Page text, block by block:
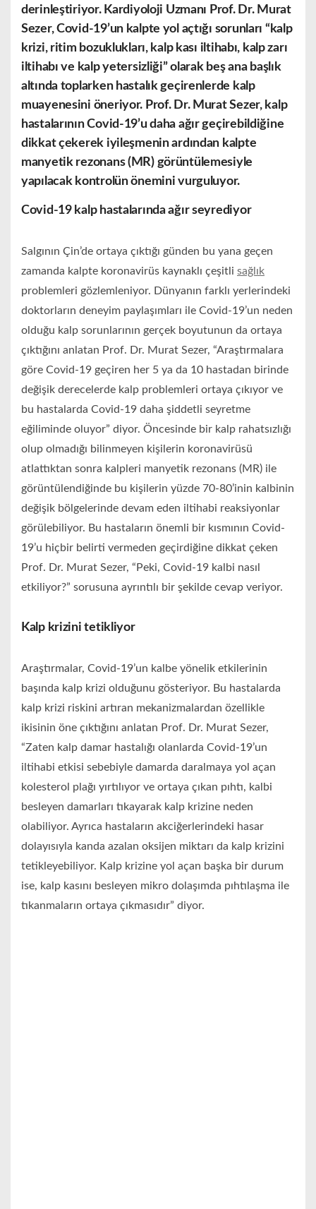
derinleştiriyor. Kardiyoloji Uzmanı Prof. Dr. Murat
Sezer, Covid-19’un kalpte yol açtığı sorunları “kalp
krizi, ritim bozuklukları, kalp kası iltihabı, kalp zarı
iltihabı ve kalp yetersizliği” olarak beş ana başlık
altında toplarken hastalık geçirenlerde kalp
muayenesini öneriyor. Prof. Dr. Murat Sezer, kalp
hastalarının Covid-19’u daha ağır geçirebildiğine
dikkat çekerek iyileşmenin ardından kalpte
manyetik rezonans (MR) görüntülemesiyle
yapılacak kontrolün önemini vurguluyor.
Covid-19 kalp hastalarında ağır seyrediyor
Salgının Çin’de ortaya çıktığı günden bu yana geçen
zamanda kalpte koronavirüs kaynaklı çeşitli sağlık
problemleri gözlemleniyor. Dünyanın farklı yerlerindeki
doktorların deneyim paylaşımları ile Covid-19’un neden
olduğu kalp sorunlarının gerçek boyutunun da ortaya
çıktığını anlatan Prof. Dr. Murat Sezer, “Araştırmalara
göre Covid-19 geçiren her 5 ya da 10 hastadan birinde
değişik derecelerde kalp problemleri ortaya çıkıyor ve
bu hastalarda Covid-19 daha şiddetli seyretme
eğiliminde oluyor” diyor. Öncesinde bir kalp rahatsızlığı
olup olmadığı bilinmeyen kişilerin koronavirüsü
atlattıktan sonra kalpleri manyetik rezonans (MR) ile
görüntülendiğinde bu kişilerin yüzde 70-80’inin kalbinin
değişik bölgelerinde devam eden iltihabi reaksiyonlar
görülebiliyor. Bu hastaların önemli bir kısmının Covid-
19’u hiçbir belirti vermeden geçirdiğine dikkat çeken
Prof. Dr. Murat Sezer, “Peki, Covid-19 kalbi nasıl
etkiliyor?” sorusuna ayrıntılı bir şekilde cevap veriyor.
Kalp krizini tetikliyor
Araştırmalar, Covid-19’un kalbe yönelik etkilerinin
başında kalp krizi olduğunu gösteriyor. Bu hastalarda
kalp krizi riskini artıran mekanizmalardan özellikle
ikisinin öne çıktığını anlatan Prof. Dr. Murat Sezer,
“Zaten kalp damar hastalığı olanlarda Covid-19’un
iltihabi etkisi sebebiyle damarda daralmaya yol açan
kolesterol plağı yırtılıyor ve ortaya çıkan pıhtı, kalbi
besleyen damarları tıkayarak kalp krizine neden
olabiliyor. Ayrıca hastaların akciğerlerindeki hasar
dolayısıyla kanda azalan oksijen miktarı da kalp krizini
tetikleyebiliyor. Kalp krizine yol açan başka bir durum
ise, kalp kasını besleyen mikro dolaşımda pıhtılaşma ile
tıkanmaların ortaya çıkmasıdır” diyor.